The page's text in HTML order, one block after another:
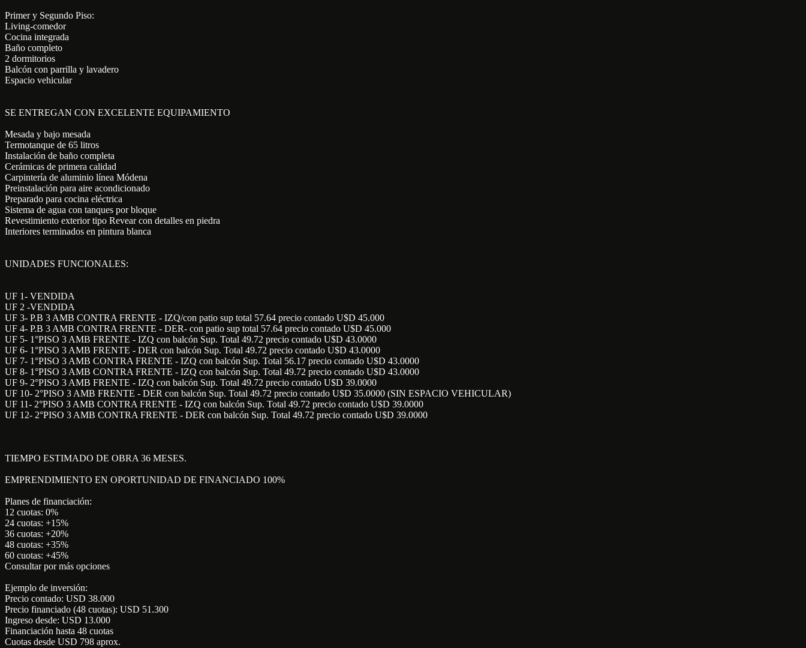
Primer y Segundo Piso:
Living-comedor
Cocina integrada
Baño completo
2 dormitorios
Balcón con parrilla y lavadero
Espacio vehicular
SE ENTREGAN CON EXCELENTE EQUIPAMIENTO
Mesada y bajo mesada
Termotanque de 65 litros
Instalación de baño completa
Cerámicas de primera calidad
Carpintería de aluminio línea Módena
Preinstalación para aire acondicionado
Preparado para cocina eléctrica
Sistema de agua con tanques por bloque
Revestimiento exterior tipo Revear con detalles en piedra
Interiores terminados en pintura blanca
UNIDADES FUNCIONALES:
UF 1- VENDIDA
UF 2 -VENDIDA
UF 3- P.B 3 AMB CONTRA FRENTE - IZQ/con patio sup total 57.64 precio contado U$D 45.000
UF 4- P.B 3 AMB CONTRA FRENTE - DER- con patio sup total 57.64 precio contado U$D 45.000
UF 5- 1°PISO 3 AMB FRENTE - IZQ con balcón Sup. Total 49.72 precio contado U$D 43.0000
UF 6- 1°PISO 3 AMB FRENTE - DER con balcón Sup. Total 49.72 precio contado U$D 43.0000
UF 7- 1°PISO 3 AMB CONTRA FRENTE - IZQ con balcón Sup. Total 56.17 precio contado U$D 43.0000
UF 8- 1°PISO 3 AMB CONTRA FRENTE - IZQ con balcón Sup. Total 49.72 precio contado U$D 43.0000
UF 9- 2°PISO 3 AMB FRENTE - IZQ con balcón Sup. Total 49.72 precio contado U$D 39.0000
UF 10- 2°PISO 3 AMB FRENTE - DER con balcón Sup. Total 49.72 precio contado U$D 35.0000 (SIN ESPACIO VEHICULAR)
UF 11- 2°PISO 3 AMB CONTRA FRENTE - IZQ con balcón Sup. Total 49.72 precio contado U$D 39.0000
UF 12- 2°PISO 3 AMB CONTRA FRENTE - DER con balcón Sup. Total 49.72 precio contado U$D 39.0000
TIEMPO ESTIMADO DE OBRA 36 MESES.
EMPRENDIMIENTO EN OPORTUNIDAD DE FINANCIADO 100%
Planes de financiación:
12 cuotas: 0%
24 cuotas: +15%
36 cuotas: +20%
48 cuotas: +35%
60 cuotas: +45%
Consultar por más opciones
Ejemplo de inversión:
Precio contado: USD 38.000
Precio financiado (48 cuotas): USD 51.300
Ingreso desde: USD 13.000
Financiación hasta 48 cuotas
Cuotas desde USD 798 aprox.